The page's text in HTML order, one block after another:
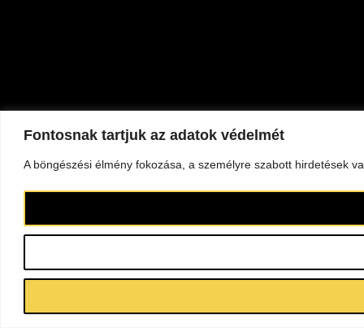
Fontosnak tartjuk az adatok védelmét
A böngészési élmény fokozása, a személyre szabott hirdetések